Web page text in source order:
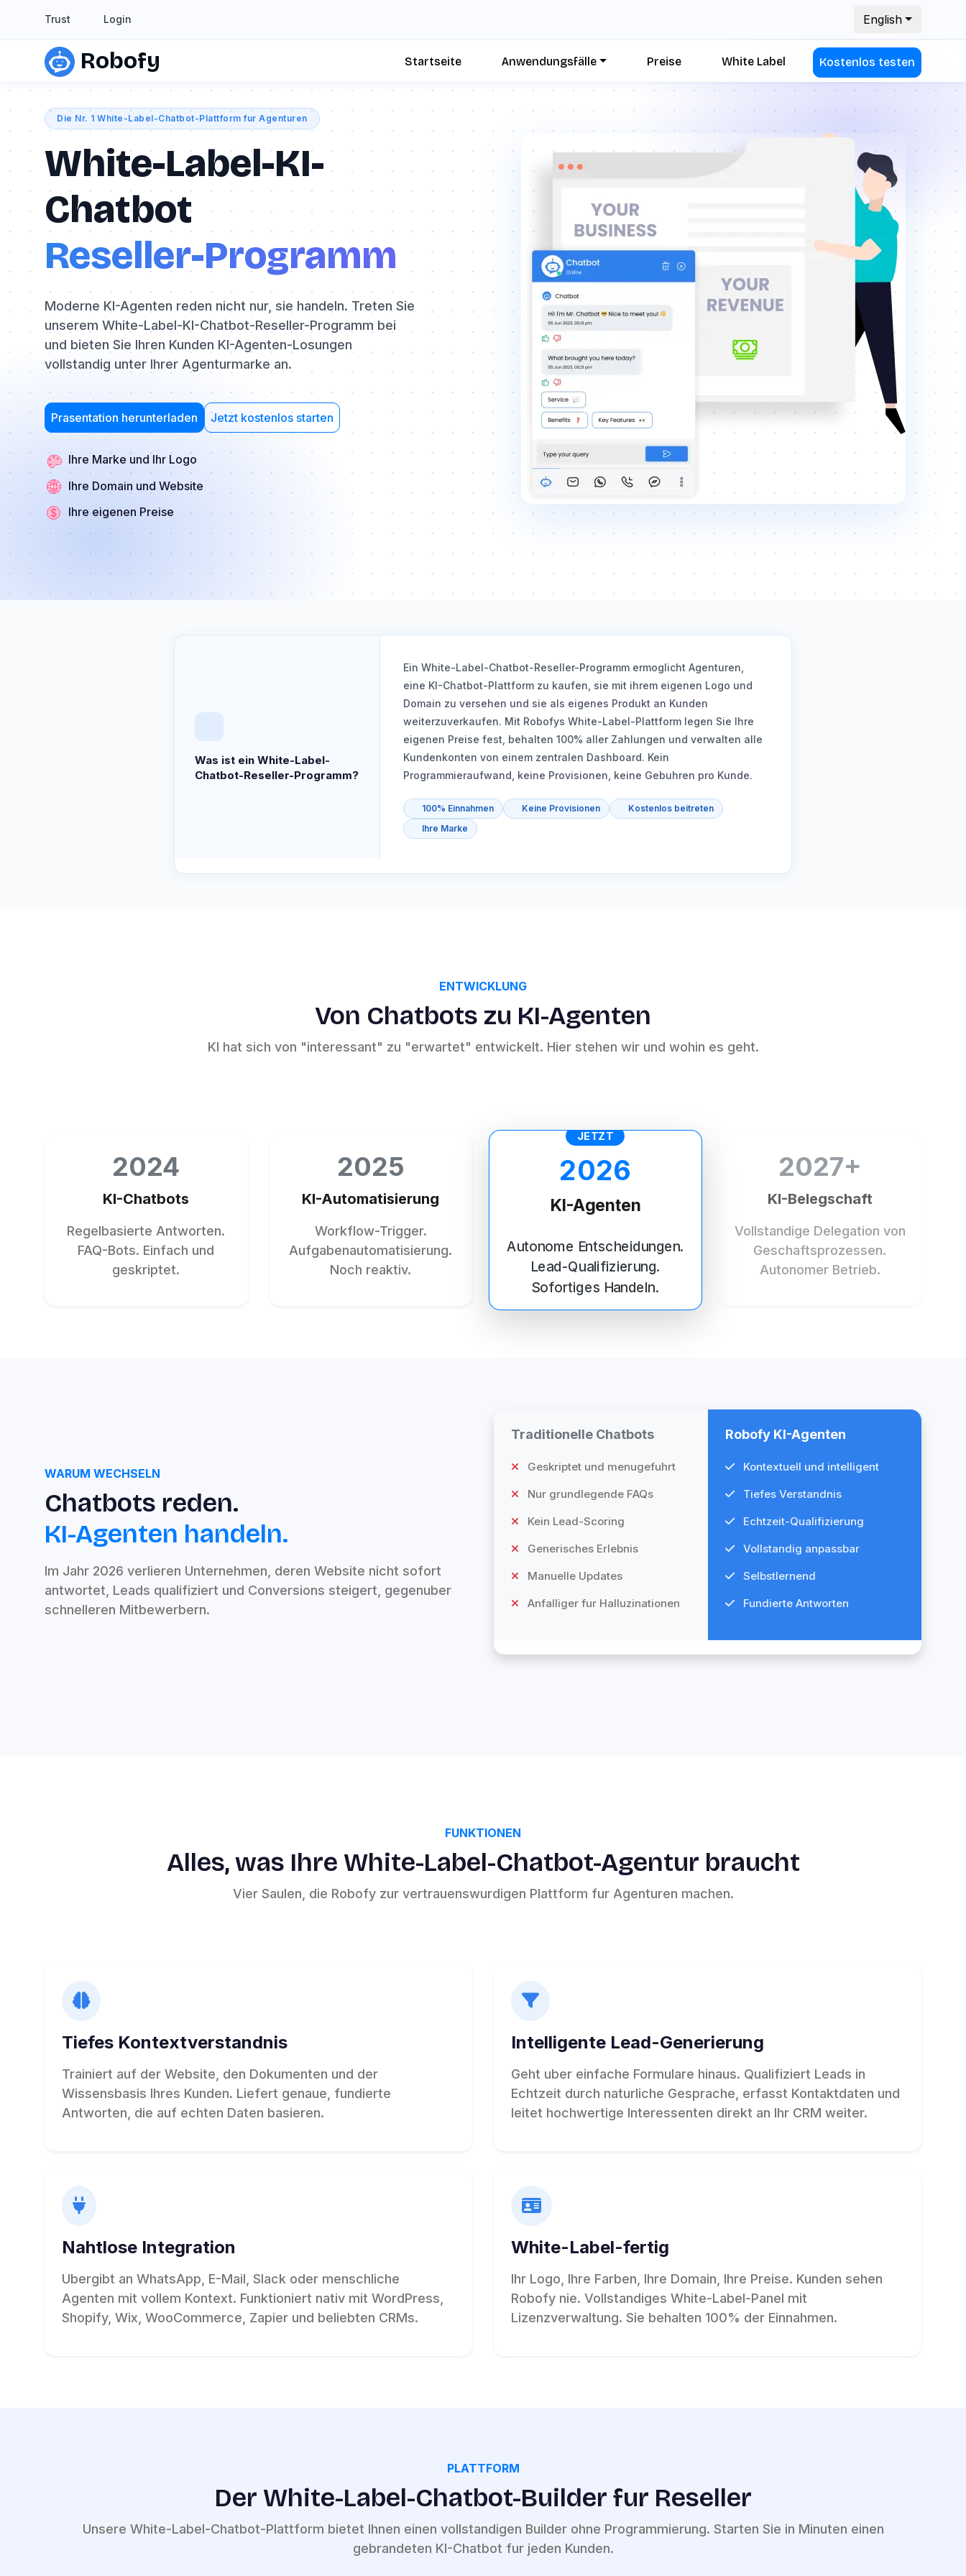
Trust Login English
Robofy Startseite Anwendungsfälle Preise White Label Kostenlos testen
Die Nr. 1 White-Label-Chatbot-Plattform fur Agenturen
White-Label-KI-
Chatbot
Reseller-Programm
Moderne KI-Agenten reden nicht nur, sie handeln. Treten Sie
unserem White-Label-KI-Chatbot-Reseller-Programm bei
und bieten Sie Ihren Kunden KI-Agenten-Losungen
vollstandig unter Ihrer Agenturmarke an.
Prasentation herunterladen Jetzt kostenlos starten
Ihre Marke und Ihr Logo
Ihre Domain und Website
Ihre eigenen Preise
Was ist ein White-Label-
Chatbot-Reseller-Programm?
Ein White-Label-Chatbot-Reseller-Programm ermoglicht Agenturen,
eine KI-Chatbot-Plattform zu kaufen, sie mit ihrem eigenen Logo und
Domain zu versehen und sie als eigenes Produkt an Kunden
weiterzuverkaufen. Mit Robofys White-Label-Plattform legen Sie Ihre
eigenen Preise fest, behalten 100% aller Zahlungen und verwalten alle
Kundenkonten von einem zentralen Dashboard. Kein
Programmieraufwand, keine Provisionen, keine Gebuhren pro Kunde.
100% Einnahmen Keine Provisionen
Kostenlos beitreten
Ihre Marke
ENTWICKLUNG
Von Chatbots zu KI-Agenten
KI hat sich von "interessant" zu "erwartet" entwickelt. Hier stehen wir und wohin es geht.
2024
KI-Chatbots
Regelbasierte Antworten.
FAQ-Bots. Einfach und
geskriptet.
2025
KI-Automatisierung
Workflow-Trigger.
Aufgabenautomatisierung.
Noch reaktiv.
JETZT
2026
KI-Agenten
Autonome Entscheidungen.
Lead-Qualifizierung.
Sofortiges Handeln.
2027+
KI-Belegschaft
Vollstandige Delegation von
Geschaftsprozessen.
Autonomer Betrieb.
WARUM WECHSELN
Chatbots reden.
KI-Agenten handeln.
Im Jahr 2026 verlieren Unternehmen, deren Website nicht sofort
antwortet, Leads qualifiziert und Conversions steigert, gegenuber
schnelleren Mitbewerbern.
Traditionelle Chatbots
Geskriptet und menugefuhrt
Nur grundlegende FAQs
Kein Lead-Scoring
Generisches Erlebnis
Manuelle Updates
Anfalliger fur Halluzinationen
Robofy KI-Agenten
Kontextuell und intelligent
Tiefes Verstandnis
Echtzeit-Qualifizierung
Vollstandig anpassbar
Selbstlernend
Fundierte Antworten
FUNKTIONEN
Alles, was Ihre White-Label-Chatbot-Agentur braucht
Vier Saulen, die Robofy zur vertrauenswurdigen Plattform fur Agenturen machen.
Tiefes Kontextverstandnis
Trainiert auf der Website, den Dokumenten und der
Wissensbasis Ihres Kunden. Liefert genaue, fundierte
Antworten, die auf echten Daten basieren.
Intelligente Lead-Generierung
Geht uber einfache Formulare hinaus. Qualifiziert Leads in
Echtzeit durch naturliche Gesprache, erfasst Kontaktdaten und
leitet hochwertige Interessenten direkt an Ihr CRM weiter.
Nahtlose Integration
Ubergibt an WhatsApp, E-Mail, Slack oder menschliche
Agenten mit vollem Kontext. Funktioniert nativ mit WordPress,
Shopify, Wix, WooCommerce, Zapier und beliebten CRMs.
White-Label-fertig
Ihr Logo, Ihre Farben, Ihre Domain, Ihre Preise. Kunden sehen
Robofy nie. Vollstandiges White-Label-Panel mit
Lizenzverwaltung. Sie behalten 100% der Einnahmen.
PLATTFORM
Der White-Label-Chatbot-Builder fur Reseller
Unsere White-Label-Chatbot-Plattform bietet Ihnen einen vollstandigen Builder ohne Programmierung. Starten Sie in Minuten einen
gebrandeten KI-Chatbot fur jeden Kunden.